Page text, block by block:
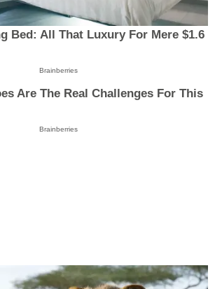
Bed: All That Luxury For Mere $1.6
Brainberries
Are The Real Challenges For This
Brainberries